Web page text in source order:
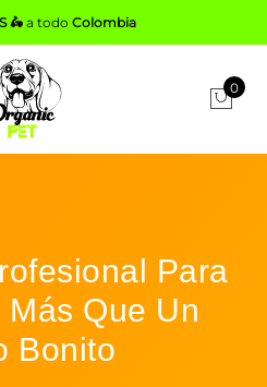
🛵a todo Colombia
0
Para
Que Un
Bonito